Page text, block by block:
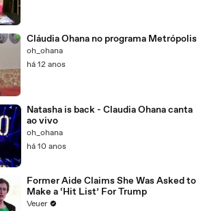
Cláudia Ohana no programa Metrópolis
oh_ohana
há 12 anos
Natasha is back - Claudia Ohana canta
ao vivo
oh_ohana
há 10 anos
Former Aide Claims She Was Asked to
Make a ‘Hit List’ For Trump
Veuer